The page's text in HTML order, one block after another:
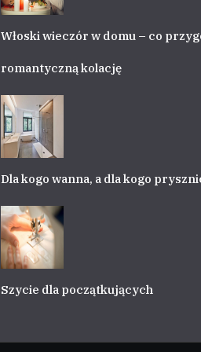
Włoski wieczór w domu – co
romantyczną kolację
Dla kogo wanna, a dla kogo
Szycie dla początkujących